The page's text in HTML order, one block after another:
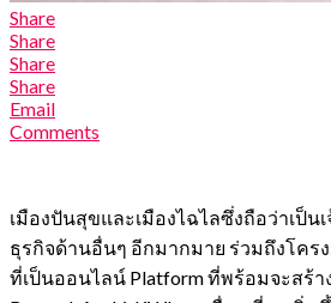
Share
Share
Share
Share
Email
Comments
เมืองปันสุขและเมืองไฉไลซึ่งถือว่าเป็
ธุรกิจด้านอื่นๆ อีกมากมาย ร่วมถึงโคร
ที่เป็นออนไลน์ Platform ที่พร้อมจะสร้